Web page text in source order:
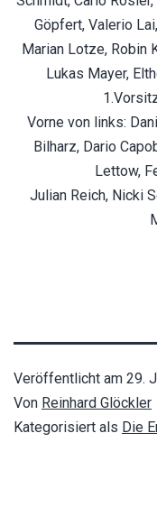
Göpfert, Valerio
Marian Lotze, Robin
Lukas Mayer,
Vorne von links:
Bilharz, Dario
Lettow,
Julian Reich, Nicki
Veröffentlicht am 29.
Von Reinhard Glöckler
Kategorisiert als Die